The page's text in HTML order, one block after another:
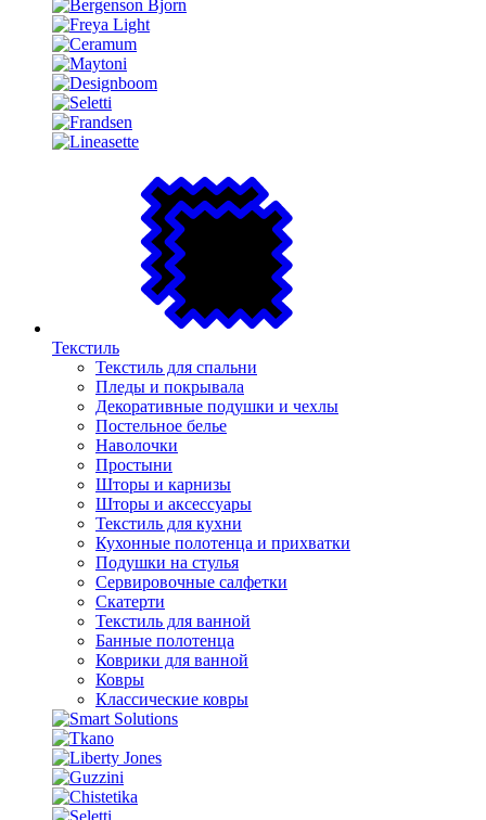
Текстиль
Текстиль для спальни
Пледы и покрывала
Декоративные подушки и чехлы
Постельное белье
Наволочки
Простыни
Шторы и карнизы
Шторы и аксессуары
Текстиль для кухни
Кухонные полотенца и прихватки
Подушки на стулья
Сервировочные салфетки
Скатерти
Текстиль для ванной
Банные полотенца
Коврики для ванной
Ковры
Классические ковры